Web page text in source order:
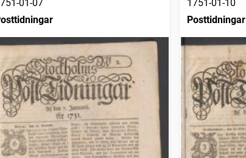
01-07
1751-01-10
Posttidningar